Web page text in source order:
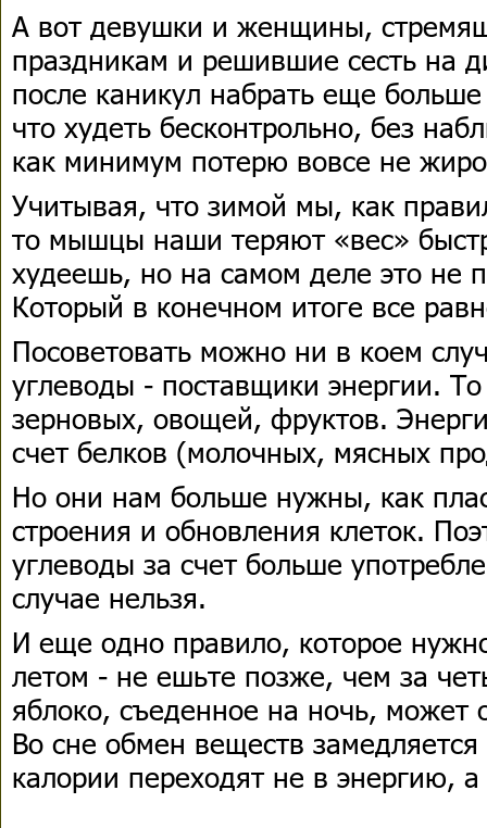
А вот девушки и женщины,
праздникам и решившие сесть на
после каникул набрать еще
что худеть бесконтрольно, без
как минимум потерю вовсе не
Учитывая, что зимой мы, как
то мышцы наши теряют «вес»
худеешь, но на самом деле это не
Который в конечном итоге все
Посоветовать можно ни в коем
углеводы - поставщики энергии.
зерновых, овощей, фруктов.
счет белков (молочных, мясных
Но они нам больше нужны, как
строения и обновления клеток.
углеводы за счет больше
случае нельзя.
И еще одно правило, которое
летом - не ешьте позже, чем за
яблоко, съеденное на ночь, может
Во сне обмен веществ
калории переходят не в энергию,